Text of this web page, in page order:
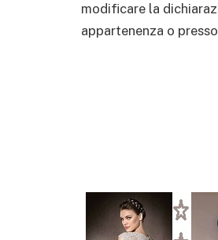
modificare la
appartenenza o